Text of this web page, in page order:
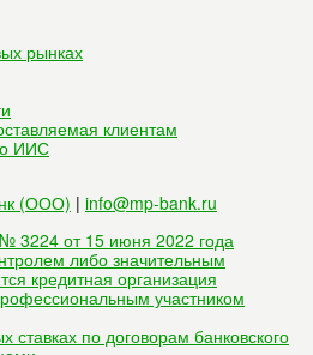
рынках
клиентам
ИИС
(ООО) | info@mp-bank.ru
3224 от 15 июня 2022 года
либо значительным
кредитная организация
участником
по договорам банковского